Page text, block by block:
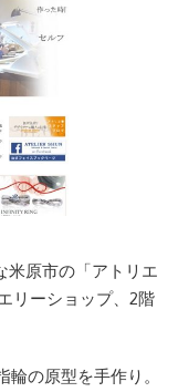
米原市の「アトリエ
リーショップ、2階
の原型を手作り。